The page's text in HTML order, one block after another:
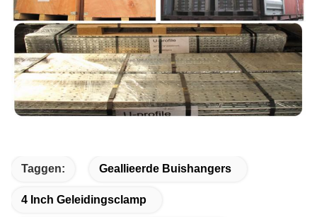
Taggen: Geallieerde Buishangers
4 Inch Geleidingsclamp